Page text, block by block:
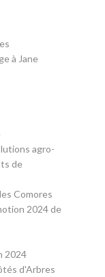
à Jane
agro-
de
Comores
2024 de
2024
d'Arbres